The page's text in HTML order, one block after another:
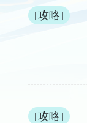
[攻略]
[攻略]